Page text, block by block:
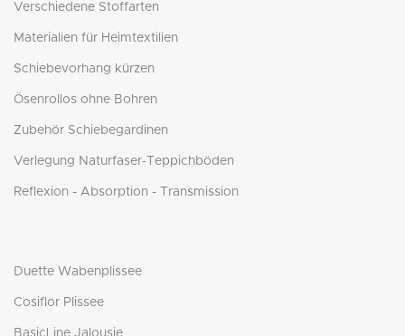
Verschiedene Stoffarten
Materialien für Heimtextilien
Schiebevorhang kürzen
Ösenrollos ohne Bohren
Zubehör Schiebegardinen
Verlegung Naturfaser-Teppichböden
Reflexion - Absorption - Transmission
Duette Wabenplissee
Cosiflor Plissee
BasicLine Jalousie